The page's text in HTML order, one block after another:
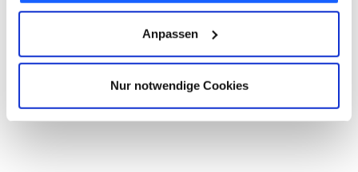
Anpassen
Nur notwendige Cookies